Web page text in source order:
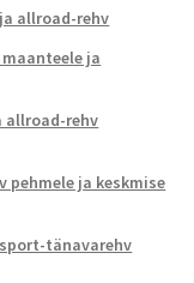
allroad-rehv
ja
allroad-rehv
pehmele ja keskmise
tänavarehv